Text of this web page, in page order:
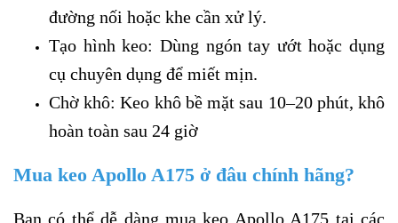
đường nối hoặc khe cần xử lý.
Tạo hình keo: Dùng ngón tay ướt hoặc dụng
cụ chuyên dụng để miết mịn.
Chờ khô: Keo khô bề mặt sau 10–20 phút, khô
hoàn toàn sau 24 giờ
Mua keo Apollo A175 ở đâu chính hãng?
Bạn có thể dễ dàng mua keo Apollo A175 tại các